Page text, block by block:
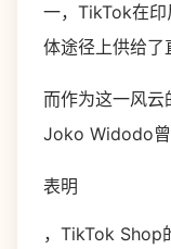
一，TikTok在印
体途径上供给了
而作为这一风
Joko Widodo曾
表明
，TikTok Shop